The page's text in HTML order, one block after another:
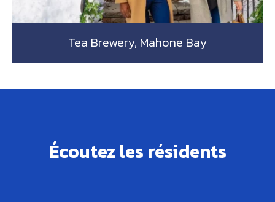
Tea Brewery, Mahone Bay
Écoutez les résidents